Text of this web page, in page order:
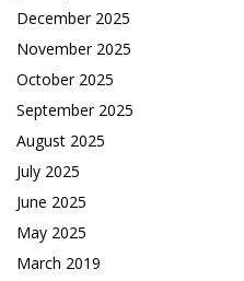
December 2025
November 2025
October 2025
September 2025
August 2025
July 2025
June 2025
May 2025
March 2019